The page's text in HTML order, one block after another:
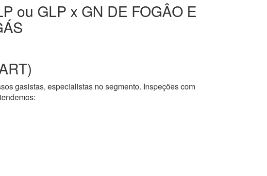
ou GLP x GN DE FOGÂO E
gasistas, especialistas no segmento. Inspeções com